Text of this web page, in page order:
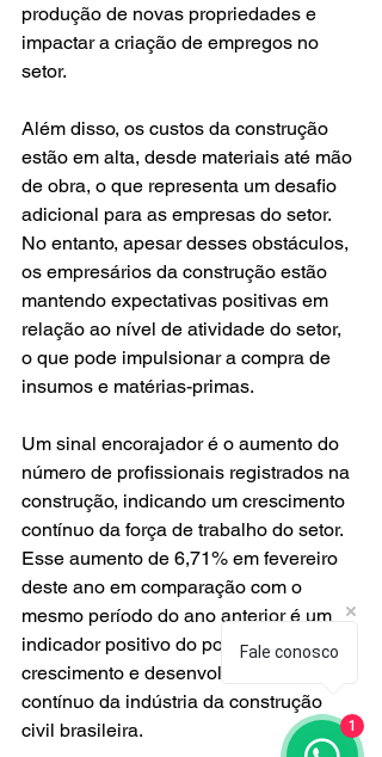
produção de novas propriedades e
impactar a criação de empregos no
setor.
Além disso, os custos da construção
estão em alta, desde materiais até mão
de obra, o que representa um desafio
adicional para as empresas do setor.
No entanto, apesar desses obstáculos,
os empresários da construção estão
mantendo expectativas positivas em
relação ao nível de atividade do setor,
o que pode impulsionar a compra de
insumos e matérias-primas.
Um sinal encorajador é o aumento do
número de profissionais registrados na
construção, indicando um crescimento
contínuo da força de trabalho do setor.
Esse aumento de 6,71% em fevereiro
deste ano em comparação com o
mesmo período do ano anterior é um
indicador positivo do potencial de
crescimento e desenvolvimento
contínuo da indústria da construção
civil brasileira.
Fale conosco
1